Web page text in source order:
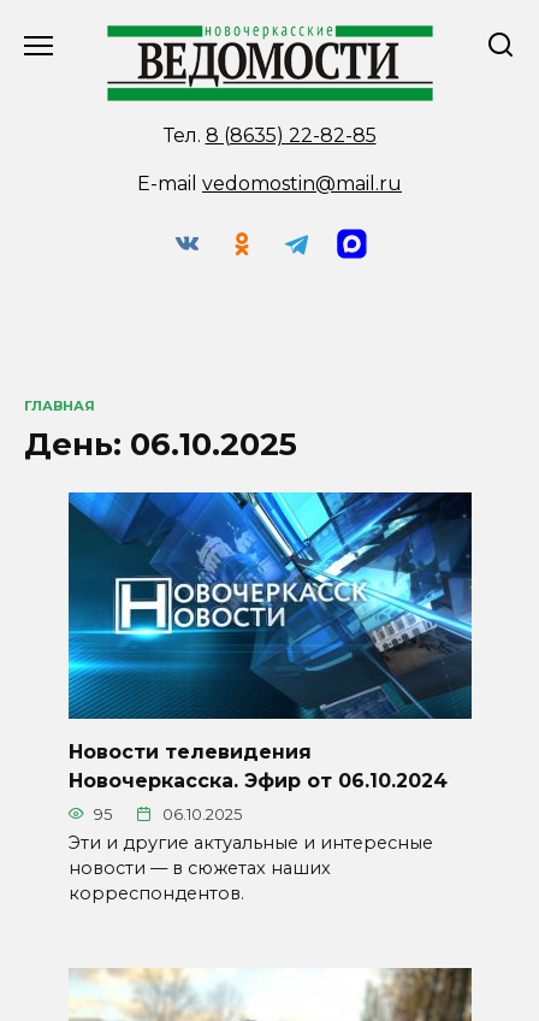
Тел. 8 (8635) 22-82-85
E-mail vedomostin@mail.ru
ГЛАВНАЯ
День: 06.10.2025
Новости телевидения
Новочеркасска. Эфир от 06.10.2024
95 06.10.2025
Эти и другие актуальные и интересные
новости — в сюжетах наших
корреспондентов.